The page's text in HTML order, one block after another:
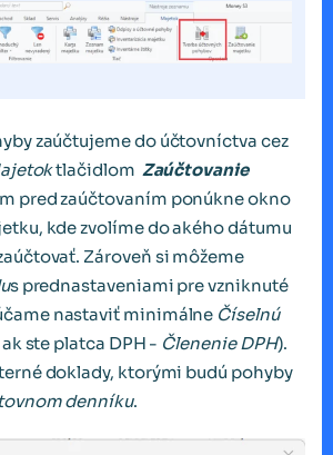
zaúčtujeme do účtovníctva cez
tlačidlom Zaúčtovanie
pred zaúčtovaním ponúkne okno
kde zvolíme do akého dátumu
Zároveň si môžeme
s prednastaveniami pre vzniknuté
nastaviť minimálne Číselnú
ste platca DPH - Členenie DPH).
doklady, ktorými budú pohyby
denníku.